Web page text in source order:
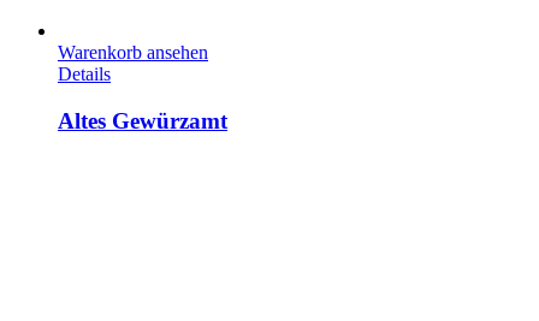
Warenkorb ansehen
Details
Altes Gewürzamt